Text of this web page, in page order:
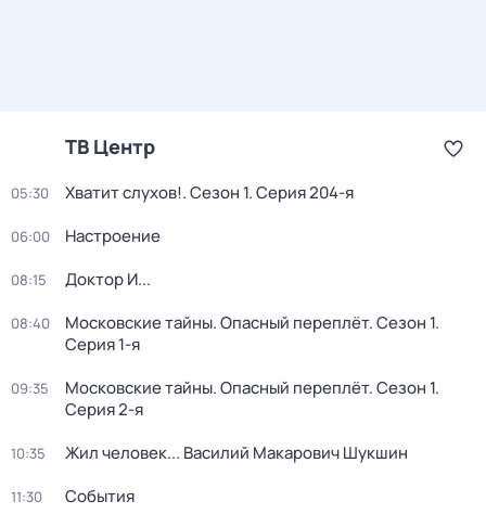
ТВ Центр
05:30 Хватит слухов!. Сезон 1. Серия 204-я
06:00 Настроение
08:15 Доктор И...
08:40 Московские тайны. Опасный переплёт. Сезон 1.
Серия 1-я
09:35 Московские тайны. Опасный переплёт. Сезон 1.
Серия 2-я
10:35 Жил человек... Василий Макарович Шукшин
11:30 События